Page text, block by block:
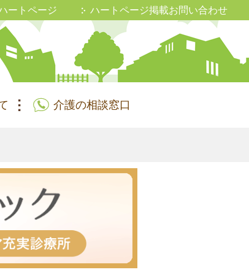
ートページ ハートページ掲載お問い合わせ
介護の相談窓口